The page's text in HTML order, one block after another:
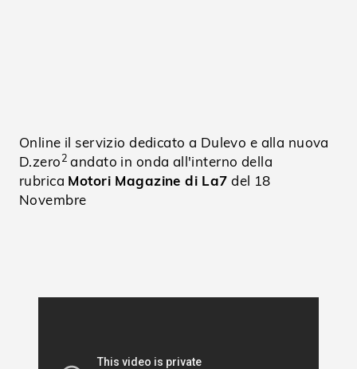
Online il servizio dedicato a Dulevo e alla nuova
D.zero2 andato in onda all'interno della
rubrica Motori Magazine di La7 del 18
Novembre